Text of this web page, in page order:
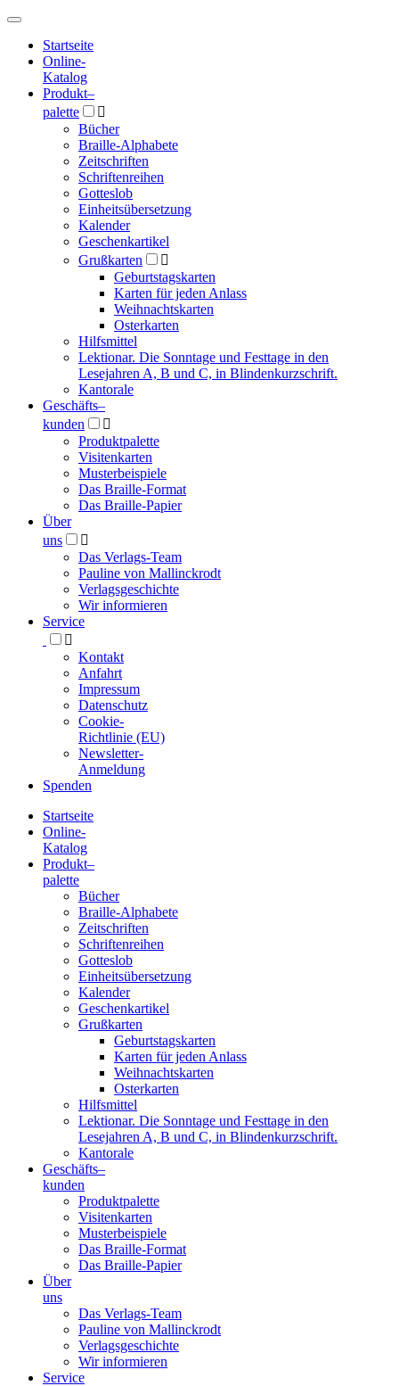
Hauptmenü
Hauptmenü
Startseite
Online-
Katalog
Produkt–
palette

Bücher
Braille-Alphabete
Zeitschriften
Schriftenreihen
Gotteslob
Einheitsübersetzung
Kalender
Geschenkartikel
Grußkarten

Geburtstagskarten
Karten für jeden Anlass
Weihnachtskarten
Osterkarten
Hilfsmittel
Lektionar. Die Sonntage und Festtage in den
Lesejahren A, B und C, in Blindenkurzschrift.
Kantorale
Geschäfts­–
kunden

Produktpalette
Visitenkarten
Musterbeispiele
Das Braille-Format
Das Braille-Papier
Über
uns

Das Verlags-Team
Pauline von Mallinckrodt
Verlagsgeschichte
Wir informieren
Service

Kontakt
Anfahrt
Impressum
Datenschutz
Cookie-
Richtlinie (EU)
Newsletter-
Anmeldung
Spenden
Blindenschrift-
Verlag
Druckerei
gGmbH
Startseite
Online-
Katalog
Produkt–
palette
Bücher
Braille-Alphabete
Zeitschriften
Schriftenreihen
Gotteslob
Einheitsübersetzung
Kalender
Geschenkartikel
Grußkarten
Geburtstagskarten
Karten für jeden Anlass
Weihnachtskarten
Osterkarten
Hilfsmittel
Lektionar. Die Sonntage und Festtage in den
Lesejahren A, B und C, in Blindenkurzschrift.
Kantorale
Geschäfts­–
kunden
Produktpalette
Visitenkarten
Musterbeispiele
Das Braille-Format
Das Braille-Papier
Über
uns
Das Verlags-Team
Pauline von Mallinckrodt
Verlagsgeschichte
Wir informieren
Service